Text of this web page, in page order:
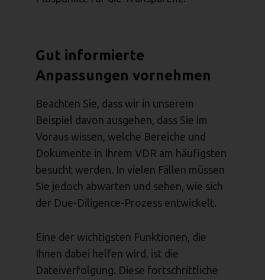
Gut informierte
Anpassungen vornehmen
Beachten Sie, dass wir in unserem
Beispiel davon ausgehen, dass Sie im
Voraus wissen, welche Bereiche und
Dokumente in Ihrem VDR am häufigsten
besucht werden. In vielen Fällen müssen
Sie jedoch abwarten und sehen, wie sich
der Due-Diligence-Prozess entwickelt.
Eine der wichtigsten Funktionen, die
Ihnen dabei helfen wird, ist die
Dateiverfolgung. Diese fortschrittliche